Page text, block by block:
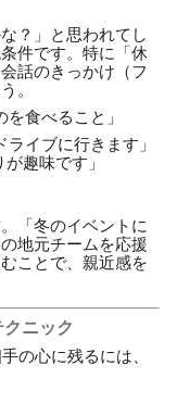
？」と思われてし
件です。特に「休
話のきっかけ（フ
。
食べること」
イブに行きます」
趣味です」
「冬のイベントに
地元チームを応援
ことで、親近感を
ニック
の心に残るには、